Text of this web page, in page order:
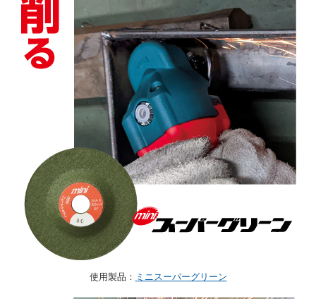
使用製品： ミニスーパーグリーン